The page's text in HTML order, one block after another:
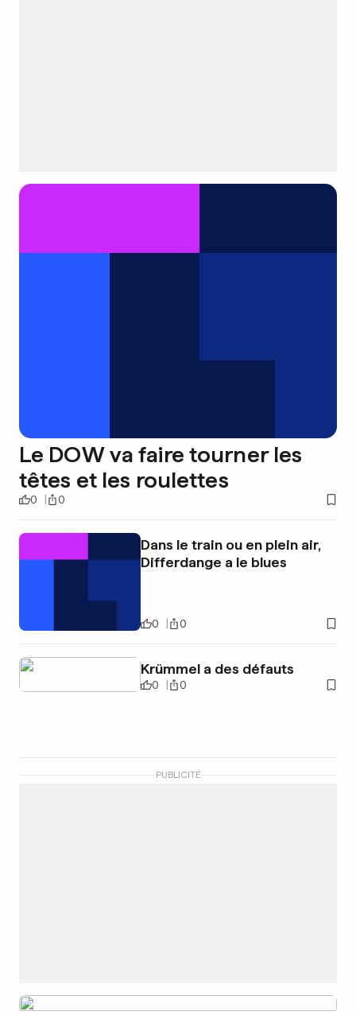
Le DOW va faire tourner les
têtes et les roulettes
0 0
Dans le train ou en plein air,
Differdange a le blues
0 0
Krümmel a des défauts
0 0
PUBLICITÉ